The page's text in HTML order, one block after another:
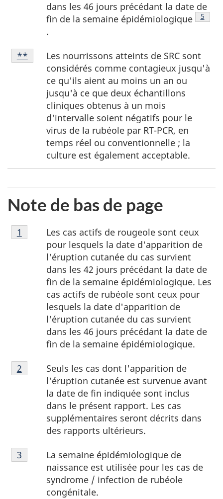
dans les 46 jours précédant la date de
fin de la semaine épidémiologique
Note
5
.
Note
de
Les nourrissons atteints de SRC sont
considérés comme contagieux jusqu'à
ce qu'ils aient au moins un an ou
jusqu'à ce que deux échantillons
cliniques obtenus à un mois
d'intervalle soient négatifs pour le
virus de la rubéole par RT-PCR, en
temps réel ou conventionnelle ; la
culture est également acceptable.
Retour à la référence de la note de bas de page
**
Note de bas de page
Note
de
Les cas actifs de rougeole sont ceux
pour lesquels la date d'apparition de
l'éruption cutanée du cas survient
dans les 42 jours précédant la date de
fin de la semaine épidémiologique. Les
cas actifs de rubéole sont ceux pour
lesquels la date d'apparition de
l'éruption cutanée du cas survient
dans les 46 jours précédant la date de
fin de la semaine épidémiologique.
Retour à la référence de la note de bas de page
1
Note
de
Seuls les cas dont l'apparition de
l'éruption cutanée est survenue avant
la date de fin indiquée sont inclus
dans le présent rapport. Les cas
supplémentaires seront décrits dans
des rapports ultérieurs.
Retour à la référence de la note de bas de page
2
Note
de
La semaine épidémiologique de
naissance est utilisée pour les cas de
syndrome / infection de rubéole
congénitale.
Retour à la référence de la note de bas de page
3